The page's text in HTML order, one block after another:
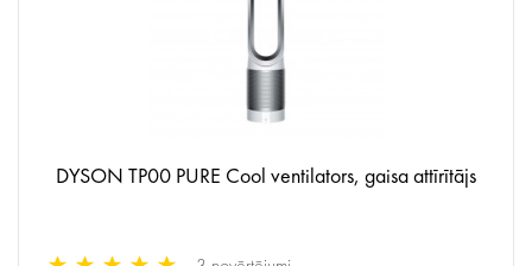
DYSON TP00 PURE Cool ventilators, gaisa attīrītājs